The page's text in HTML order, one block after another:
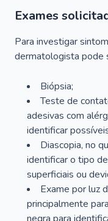
Exames
Para investigar
dermatologista pode
Biópsia;
Teste de
adesivas com
identificar
Diascopia, no
identificar o tipo
superficiais ou
Exame por luz
principalmente